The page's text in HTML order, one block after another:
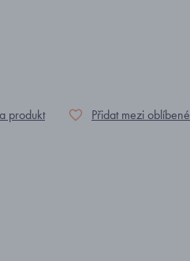
produkt Přidat mezi oblíbené